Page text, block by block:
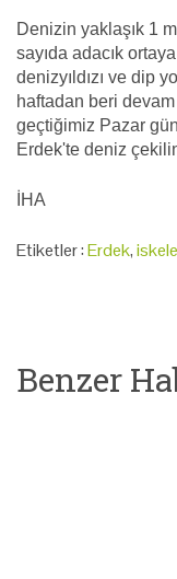
Denizin yaklaşık 1
sayıda adacık
denizyıldızı ve dip
haftadan beri
geçtiğimiz Pazar
Erdek'te deniz
İHA
Etiketler :Erdek,iskele
Benzer